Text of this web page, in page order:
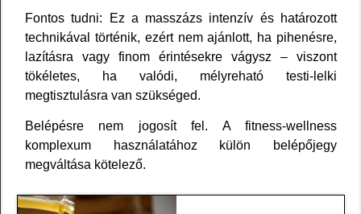
Fontos tudni: Ez a masszázs intenzív és határozott
technikával
történik, ezért nem ajánlott, ha pihenésre,
lazításra vagy finom érintésekre vágysz – viszont
tökéletes, ha valódi, mélyreható testi-lelki
megtisztulásra van szükséged.
Belépésre nem jogosít fel. A fitness-wellness
komplexum használatához külön belépőjegy
megváltása kötelező.